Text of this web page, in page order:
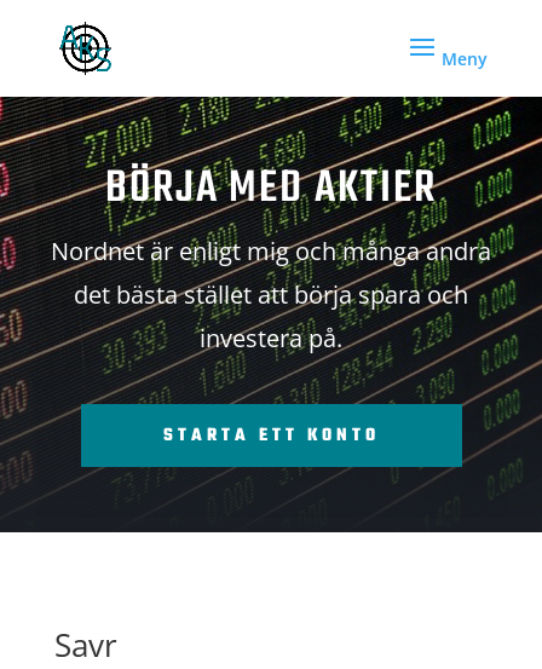
BÖRJA MED AKTIER
Nordnet är enligt mig och många andra
det bästa stället att börja spara och
investera på.
STARTA ETT KONTO
Savr